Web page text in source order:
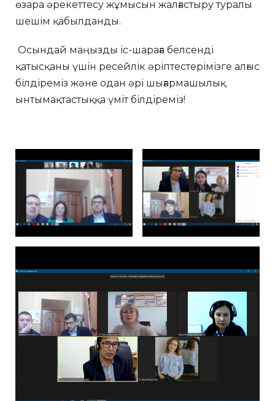
өзара әрекеттесу жұмысын жалғастыру туралы
шешім қабылданды.
Осындай маңызды іс-шараға белсенді
қатысқаны үшін ресейлік әріптестерімізге алғыс
білдіреміз және одан әрі шығармашылық
ынтымақтастыққа үміт білдіреміз!